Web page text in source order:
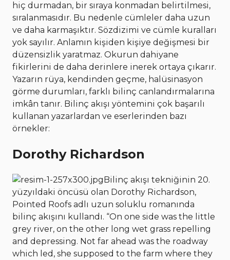
hiç durmadan, bir sıraya konmadan belirtilmesi,
sıralanmasıdır. Bu nedenle cümleler daha uzun
ve daha karmaşıktır. Sözdizimi ve cümle kuralları
yok sayılır. Anlamın kişiden kişiye değişmesi bir
düzensizlik yaratmaz. Okurun dahiyane
fikirlerini de daha derinlere inerek ortaya çıkarır.
Yazarın rüya, kendinden geçme, halüsinasyon
görme durumları, farklı bilinç canlandırmalarına
imkân tanır. Bilinç akışı yöntemini çok başarılı
kullanan yazarlardan ve eserlerinden bazı
örnekler:
Dorothy Richardson
Bilinç akışı tekniğinin 20.
yüzyıldaki öncüsü olan Dorothy Richardson,
Pointed Roofs adlı uzun soluklu romanında
bilinç akışını kullandı. “On one side was the little
grey river, on the other long wet grass repelling
and depressing. Not far ahead was the roadway
which led, she supposed to the farm where they